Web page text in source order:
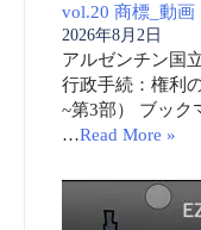
vol.20 商標_動画
2026年8月2日
アルゼンチン国
行政手続：権利
~第3部） ブック
…Read More »